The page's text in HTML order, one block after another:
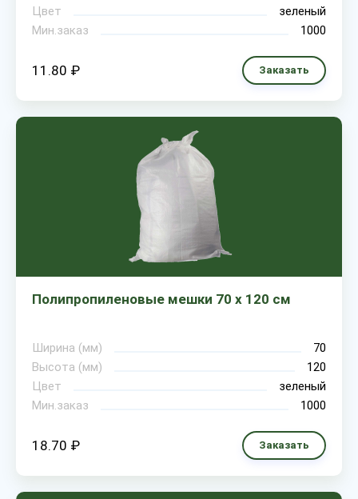
Цвет
зеленый
Мин.заказ
1000
11.80 ₽ Заказать
Полипропиленовые мешки 70 х 120 см
Ширина (мм)
70
Высота (мм)
120
Цвет
зеленый
Мин.заказ
1000
18.70 ₽ Заказать